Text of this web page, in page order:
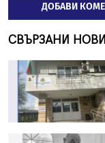
ДОБАВИ
СВЪРЗАНИ